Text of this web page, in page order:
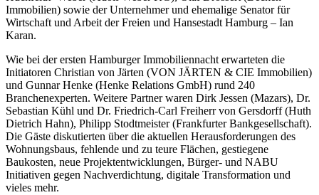
Immobilien) sowie der Unternehmer und ehemalige Senator für
Wirtschaft und Arbeit der Freien und Hansestadt Hamburg – Ian
Karan.
Wie bei der ersten Hamburger Immobiliennacht erwarteten die
Initiatoren Christian von Järten (VON JÄRTEN & CIE Immobilien)
und Gunnar Henke (Henke Relations GmbH) rund 240
Branchenexperten. Weitere Partner waren Dirk Jessen (Mazars), Dr.
Sebastian Kühl und Dr. Friedrich‐Carl Freiherr von Gersdorff (Huth
Dietrich Hahn), Philipp Stodtmeister (Frankfurter Bankgesellschaft).
Die Gäste diskutierten über die aktuellen Herausforderungen des
Wohnungsbaus, fehlende und zu teure Flächen, gestiegene
Baukosten, neue Projektentwicklungen, Bürger‐ und NABU
Initiativen gegen Nachverdichtung, digitale Transformation und
vieles mehr.